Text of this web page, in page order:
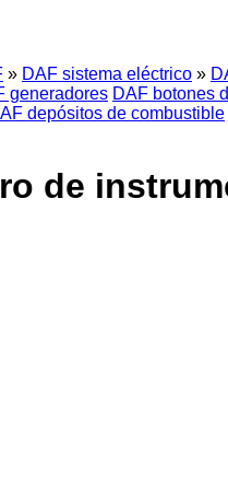
» DAF sistema eléctrico »
generadores DAF botones
depósitos de combustible
de